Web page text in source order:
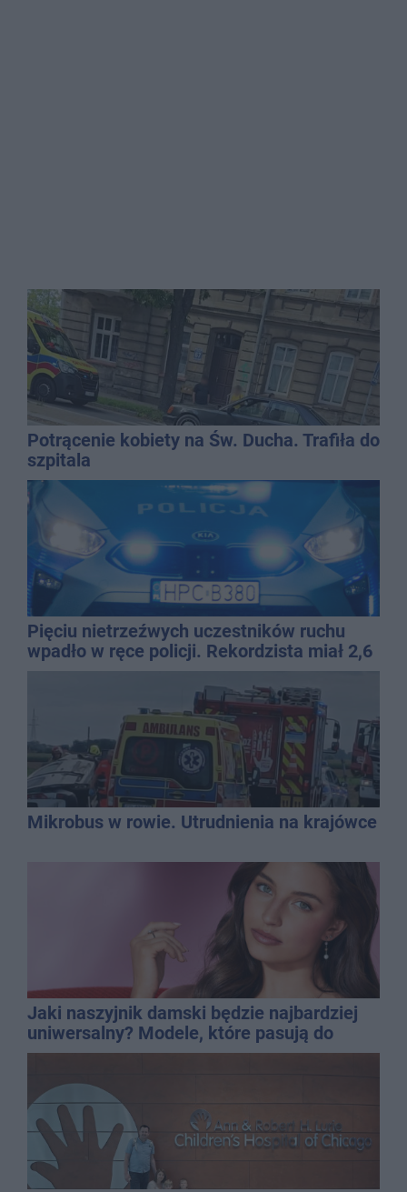
Potrącenie kobiety na Św. Ducha. Trafiła do
szpitala
Pięciu nietrzeźwych uczestników ruchu
wpadło w ręce policji. Rekordzista miał 2,6
Mikrobus w rowie. Utrudnienia na krajówce
Jaki naszyjnik damski będzie najbardziej
uniwersalny? Modele, które pasują do
wielu stylizacji